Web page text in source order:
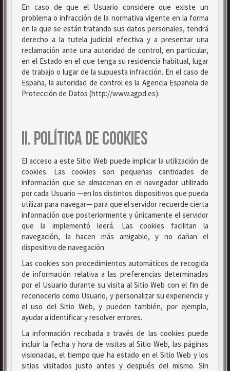
En caso de que el Usuario considere que existe un
problema o infracción de la normativa vigente en la forma
en la que se están tratando sus datos personales, tendrá
derecho a la tutela judicial efectiva y a presentar una
reclamación ante una autoridad de control, en particular,
en el Estado en el que tenga su residencia habitual, lugar
de trabajo o lugar de la supuesta infracción. En el caso de
España, la autoridad de control es la Agencia Española de
Protección de Datos (http://www.agpd.es).
II. POLÍTICA DE COOKIES
El acceso a este Sitio Web puede implicar la utilización de
cookies. Las cookies son pequeñas cantidades de
información que se almacenan en el navegador utilizado
por cada Usuario —en los distintos dispositivos que pueda
utilizar para navegar— para que el servidor recuerde cierta
información que posteriormente y únicamente el servidor
que la implementó leerá. Las cookies facilitan la
navegación, la hacen más amigable, y no dañan el
dispositivo de navegación.
Las cookies son procedimientos automáticos de recogida
de información relativa a las preferencias determinadas
por el Usuario durante su visita al Sitio Web con el fin de
reconocerlo como Usuario, y personalizar su experiencia y
el uso del Sitio Web, y pueden también, por ejemplo,
ayudar a identificar y resolver errores.
La información recabada a través de las cookies puede
incluir la fecha y hora de visitas al Sitio Web, las páginas
visionadas, el tiempo que ha estado en el Sitio Web y los
sitios visitados justo antes y después del mismo. Sin